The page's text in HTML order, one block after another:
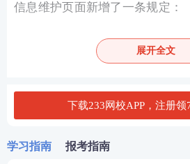
信息维护页面新增了一条规定：
已经通过人工核查的老考生更换
名的，须重新接受核查。
展开全文
下载233网校APP，注册领
学习指南 报考指南